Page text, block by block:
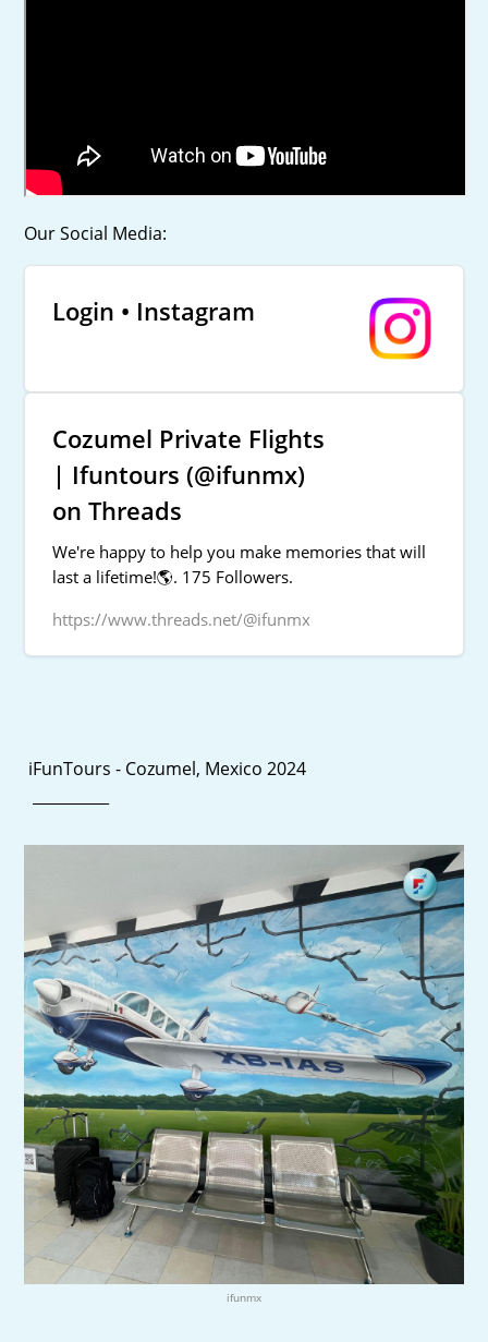
Our Social Media:
Login • Instagram
Cozumel Private Flights
| Ifuntours (@ifunmx)
on Threads
We're happy to help you make memories that will
last a lifetime!🌎. 175 Followers.
https://www.threads.net/@ifunmx
iFunTours - Cozumel, Mexico 2024
ifunmx